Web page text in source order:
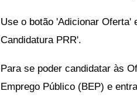
Use o botão 'Adicionar Oferta'
Candidatura PRR'.
Para se poder candidatar às
Emprego Público (BEP) e